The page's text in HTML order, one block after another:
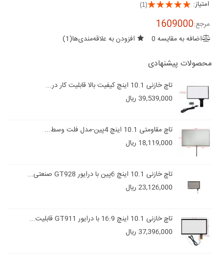
امتیاز: (1)
مرجع:1609000
اضافه به مقایسه 0 افزودن به علاقه‌مندی‌ها(
1
)
محصولات پیشنهادی
تاچ خازنی 10.1 اینچ کیفیت بالا قابلیت کار در...
39,539,000 ریال
تاچ مقاومتی 10.1 اینچ 4پین-مدل فلت وسط...
18,119,000 ریال
تاچ خازنی 10.1 اینچ 6پین با درایور GT928 صنعتی...
23,126,000 ریال
تاچ خازنی 10.1 اینچ 16:9 با درایور GT911 قابلیت...
37,396,000 ریال